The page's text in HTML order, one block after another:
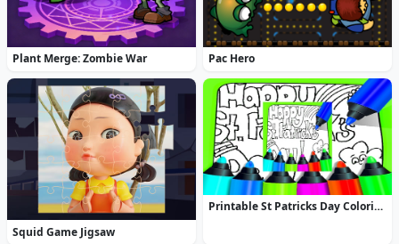
Plant Merge: Zombie War Pac Hero
Squid Game Jigsaw
Printable St Patricks Day Coloring Pages